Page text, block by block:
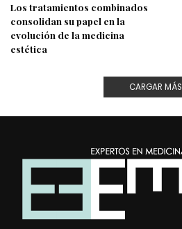
Los tratamientos combinados
consolidan su papel en la
evolución de la medicina
estética
CARGAR MÁS